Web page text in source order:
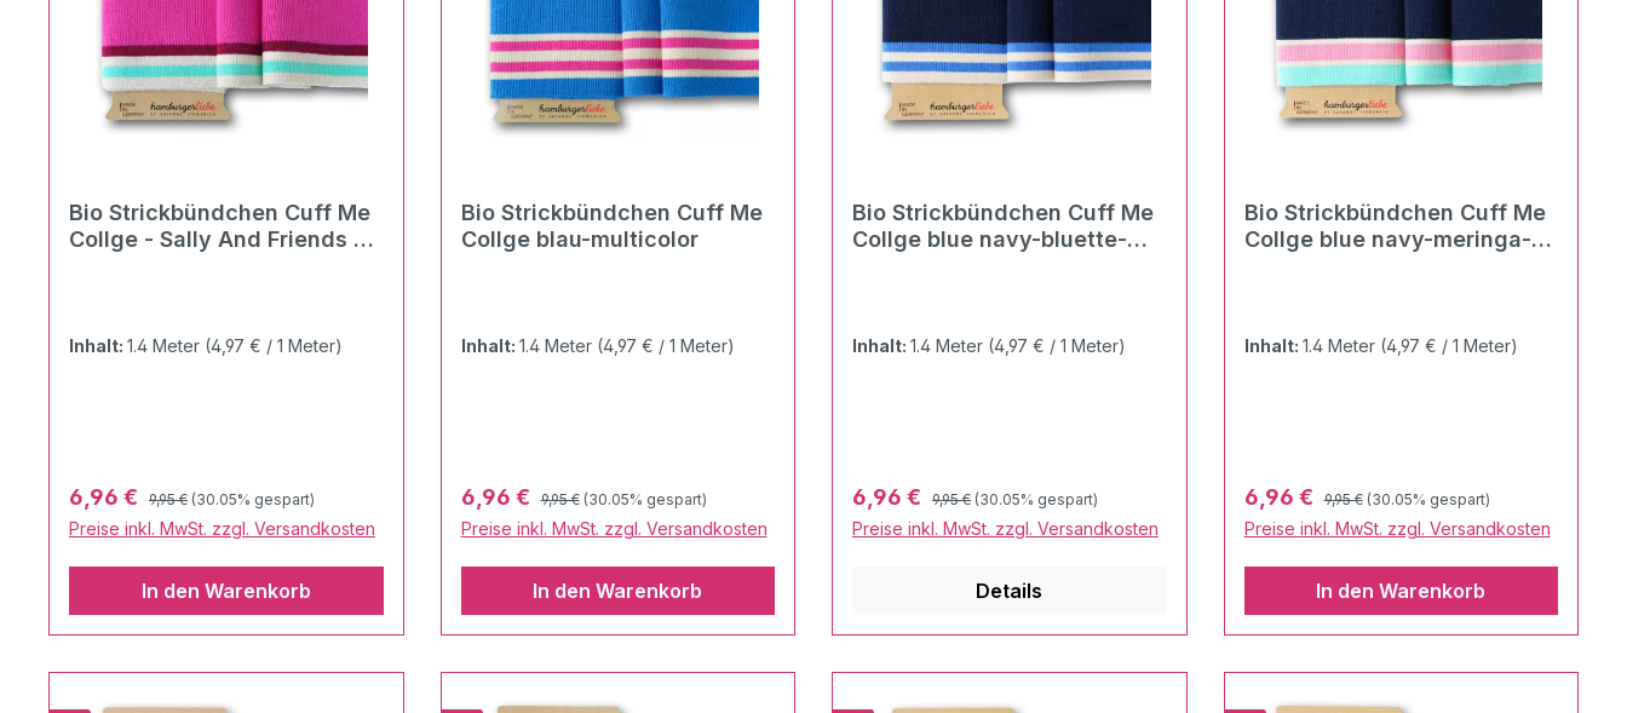
Bio Strickbündchen Cuff Me
Collge - Sally And Friends -
Inhalt: 1.4 Meter (4,97 € / 1 Meter)
Verkaufspreis:
6,96 € Regulärer Preis:
9,95 € (30.05% gespart)
Preise inkl. MwSt. zzgl. Versandkosten
In den Warenkorb
Bio Strickbündchen Cuff Me
Collge blau-multicolor
Inhalt: 1.4 Meter (4,97 € / 1 Meter)
Verkaufspreis:
6,96 € Regulärer Preis:
9,95 € (30.05% gespart)
Preise inkl. MwSt. zzgl. Versandkosten
In den Warenkorb
Bio Strickbündchen Cuff Me
Collge blue navy-bluette-
Inhalt: 1.4 Meter (4,97 € / 1 Meter)
Verkaufspreis:
6,96 € Regulärer Preis:
9,95 € (30.05% gespart)
Preise inkl. MwSt. zzgl. Versandkosten
Details
Bio Strickbündchen Cuff Me
Collge blue navy-meringa-
Inhalt: 1.4 Meter (4,97 € / 1 Meter)
Verkaufspreis:
6,96 € Regulärer Preis:
9,95 € (30.05% gespart)
Preise inkl. MwSt. zzgl. Versandkosten
In den Warenkorb